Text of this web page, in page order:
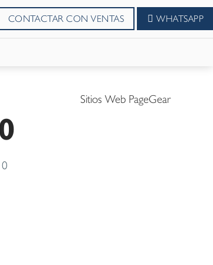
CONTACTAR CON VENTAS WHATSAPP
Sitios Web PageGear